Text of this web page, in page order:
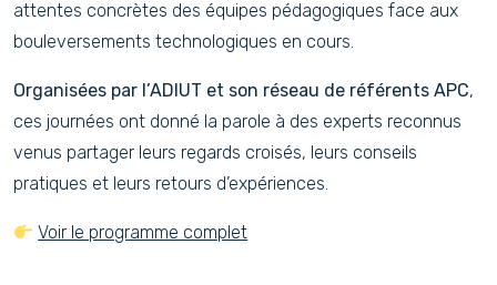
attentes concrètes des équipes pédagogiques face aux
bouleversements technologiques en cours.
Organisées par l’ADIUT et son réseau de référents APC,
ces journées ont donné la parole à des experts reconnus
venus partager leurs regards croisés, leurs conseils
pratiques et leurs retours d’expériences.
Voir le programme complet